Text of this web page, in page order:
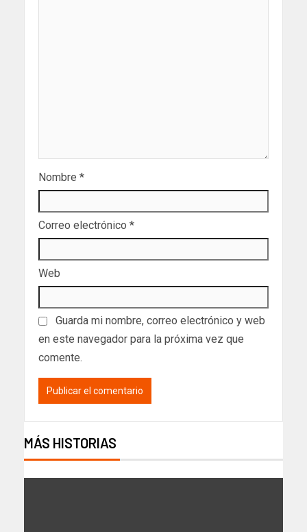
Nombre *
Correo electrónico *
Web
Guarda mi nombre, correo electrónico y web
en este navegador para la próxima vez que
comente.
MÁS HISTORIAS